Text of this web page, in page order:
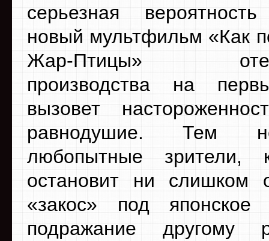
серьезная
новый мультфильм «Как
Жар-Птицы»
производства на
вызовет
равнодушие. Тем
любопытные зрители,
остановит ни слишком
«закос» под
подражание другому